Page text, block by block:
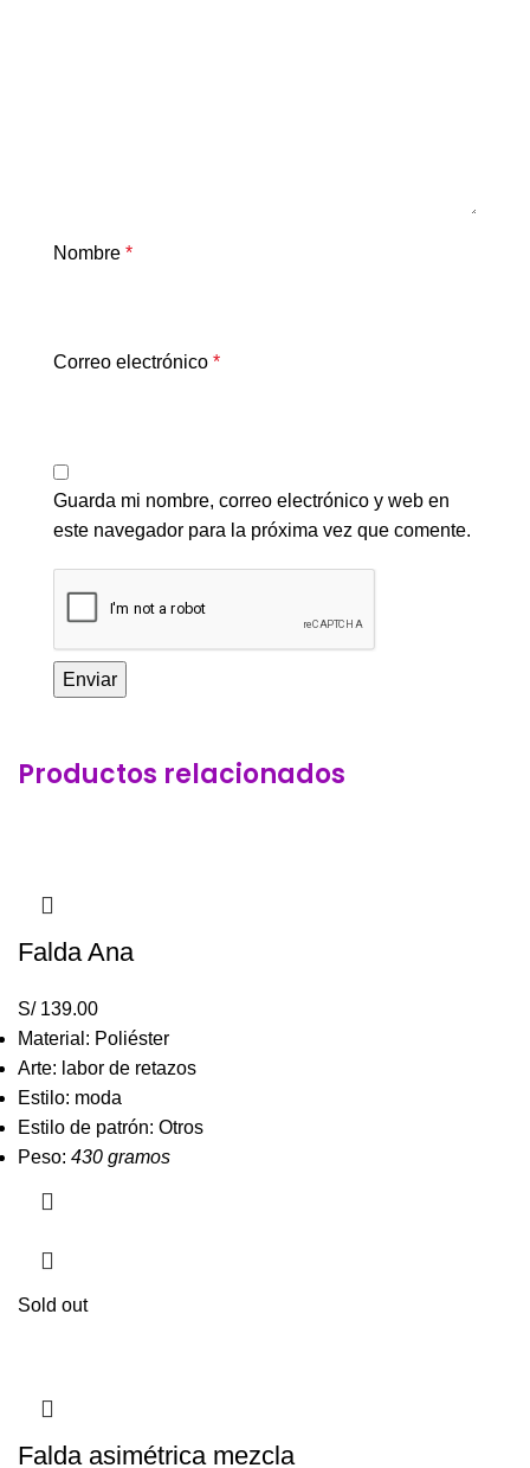
Nombre *
Correo electrónico *
Guarda mi nombre, correo electrónico y web en
este navegador para la próxima vez que comente.
Productos relacionados
Falda Ana
S/139.00
Material: Poliéster
Arte: labor de retazos
Estilo: moda
Estilo de patrón: Otros
Peso: 430 gramos
Sold out
Falda asimétrica mezcla